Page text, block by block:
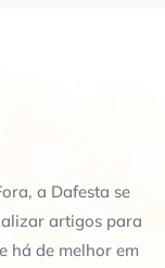
a Dafesta se
artigos para
há de melhor em